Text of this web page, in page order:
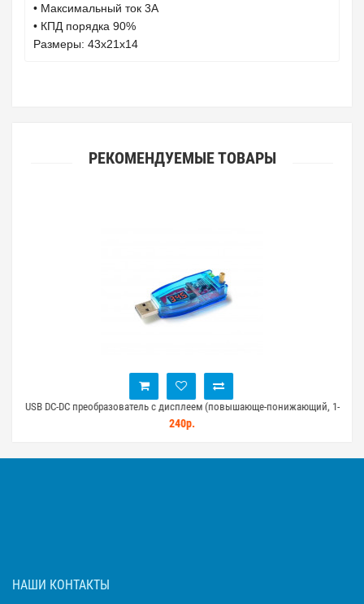
• Максимальный ток 3А
• КПД порядка 90%
Размеры: 43x21x14
РЕКОМЕНДУЕМЫЕ ТОВАРЫ
USB DC-DC преобразователь с дисплеем (повышающе-понижающий, 1-
24 В, 3 Вт)
240р.
НАШИ КОНТАКТЫ